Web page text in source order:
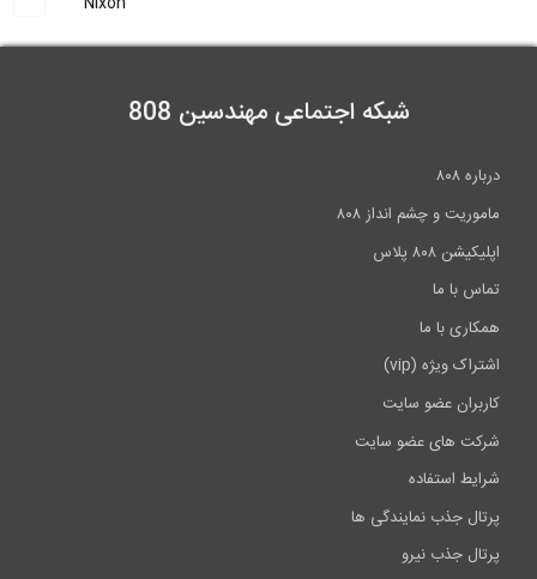
شبکه اجتماعی مهندسین 808
درباره ۸۰۸
ماموریت و چشم انداز ۸۰۸
اپلیکیشن ۸۰۸ پلاس
تماس با ما
همکاری با ما
اشتراک ویژه (vip)
کاربران عضو سایت
شرکت های عضو سایت
شرایط استفاده
پرتال جذب نمایندگی ها
پرتال جذب نیرو